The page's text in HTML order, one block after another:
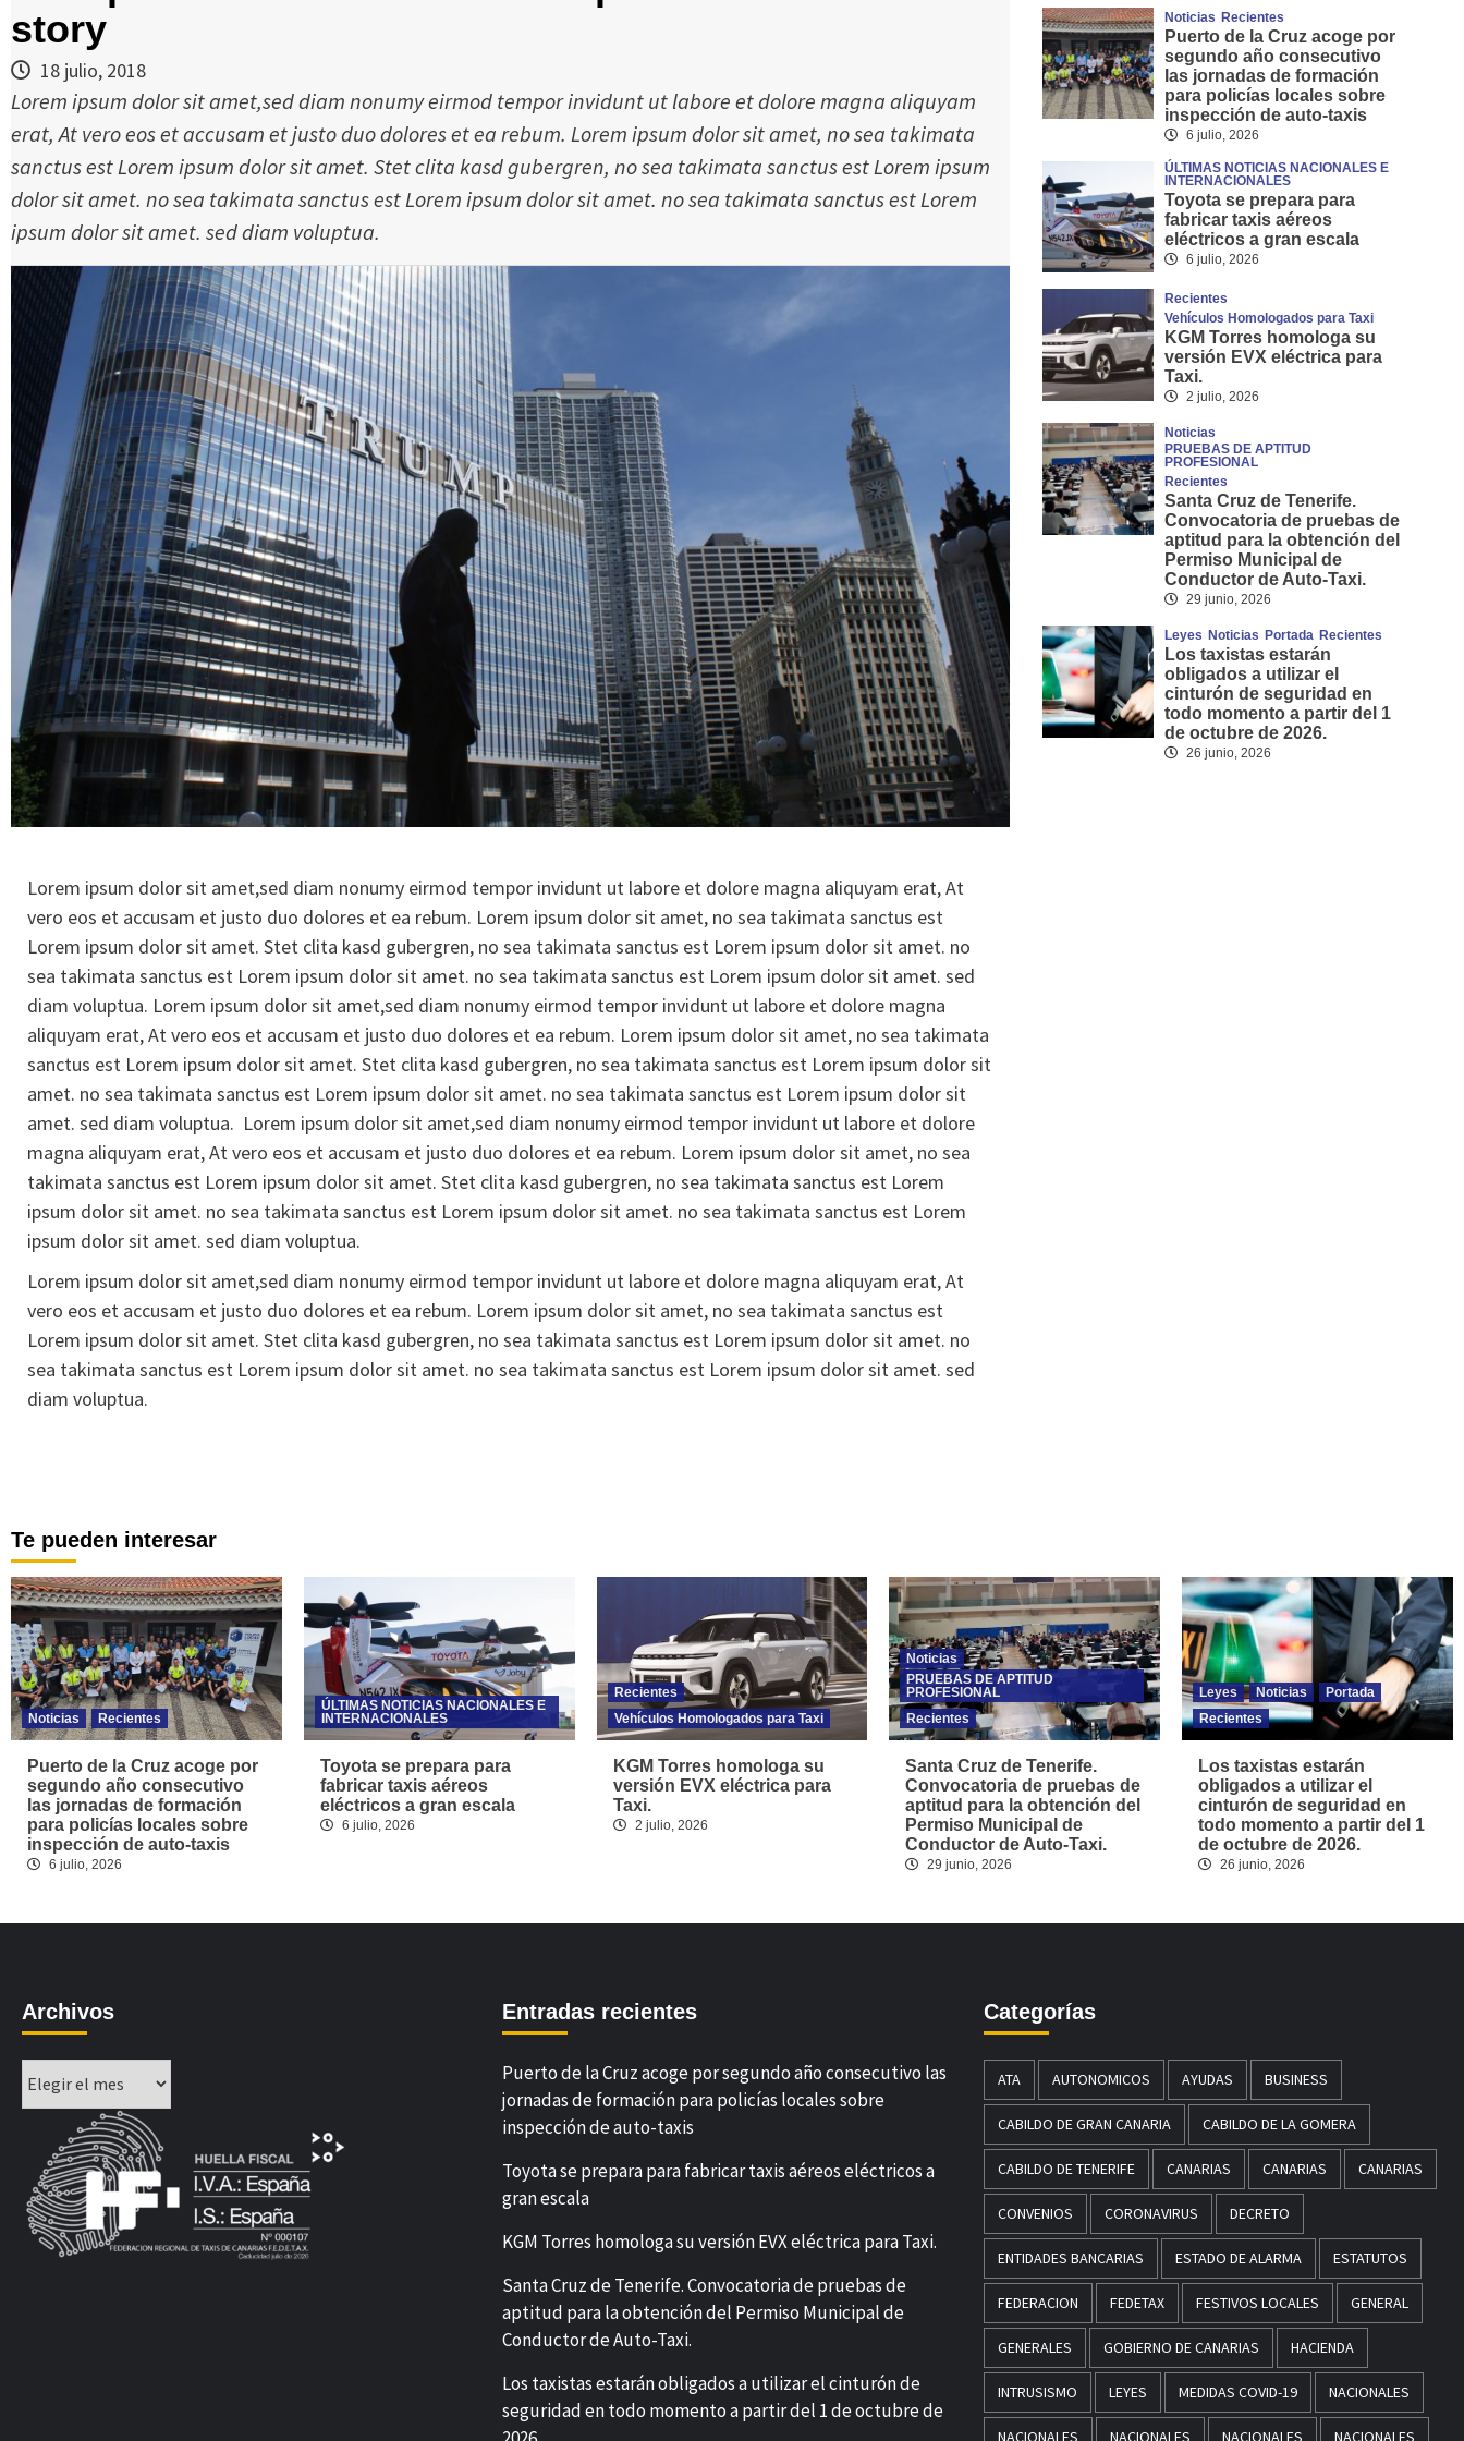
story
18 julio, 2018
Lorem ipsum dolor sit amet,sed diam nonumy eirmod tempor invidunt ut labore et dolore magna aliquyam
erat, At vero eos et accusam et justo duo dolores et ea rebum. Lorem ipsum dolor sit amet, no sea takimata
sanctus est Lorem ipsum dolor sit amet. Stet clita kasd gubergren, no sea takimata sanctus est Lorem ipsum
dolor sit amet. no sea takimata sanctus est Lorem ipsum dolor sit amet. no sea takimata sanctus est Lorem
ipsum dolor sit amet. sed diam voluptua.
Lorem ipsum dolor sit amet,sed diam nonumy eirmod tempor invidunt ut labore et dolore magna aliquyam erat, At
vero eos et accusam et justo duo dolores et ea rebum. Lorem ipsum dolor sit amet, no sea takimata sanctus est
Lorem ipsum dolor sit amet. Stet clita kasd gubergren, no sea takimata sanctus est Lorem ipsum dolor sit amet. no
sea takimata sanctus est Lorem ipsum dolor sit amet. no sea takimata sanctus est Lorem ipsum dolor sit amet. sed
diam voluptua. Lorem ipsum dolor sit amet,sed diam nonumy eirmod tempor invidunt ut labore et dolore magna
aliquyam erat, At vero eos et accusam et justo duo dolores et ea rebum. Lorem ipsum dolor sit amet, no sea takimata
sanctus est Lorem ipsum dolor sit amet. Stet clita kasd gubergren, no sea takimata sanctus est Lorem ipsum dolor sit
amet. no sea takimata sanctus est Lorem ipsum dolor sit amet. no sea takimata sanctus est Lorem ipsum dolor sit
amet. sed diam voluptua. Lorem ipsum dolor sit amet,sed diam nonumy eirmod tempor invidunt ut labore et dolore
magna aliquyam erat, At vero eos et accusam et justo duo dolores et ea rebum. Lorem ipsum dolor sit amet, no sea
takimata sanctus est Lorem ipsum dolor sit amet. Stet clita kasd gubergren, no sea takimata sanctus est Lorem
ipsum dolor sit amet. no sea takimata sanctus est Lorem ipsum dolor sit amet. no sea takimata sanctus est Lorem
ipsum dolor sit amet. sed diam voluptua.
Lorem ipsum dolor sit amet,sed diam nonumy eirmod tempor invidunt ut labore et dolore magna aliquyam erat, At
vero eos et accusam et justo duo dolores et ea rebum. Lorem ipsum dolor sit amet, no sea takimata sanctus est
Lorem ipsum dolor sit amet. Stet clita kasd gubergren, no sea takimata sanctus est Lorem ipsum dolor sit amet. no
sea takimata sanctus est Lorem ipsum dolor sit amet. no sea takimata sanctus est Lorem ipsum dolor sit amet. sed
diam voluptua.
Noticias Recientes
Puerto de la Cruz acoge por
segundo año consecutivo
las jornadas de formación
para policías locales sobre
inspección de auto-taxis
6 julio, 2026
ÚLTIMAS NOTICIAS NACIONALES E
INTERNACIONALES
Toyota se prepara para
fabricar taxis aéreos
eléctricos a gran escala
6 julio, 2026
Recientes
Vehículos Homologados para Taxi
KGM Torres homologa su
versión EVX eléctrica para
Taxi.
2 julio, 2026
Noticias
PRUEBAS DE APTITUD
PROFESIONAL
Recientes
Santa Cruz de Tenerife.
Convocatoria de pruebas de
aptitud para la obtención del
Permiso Municipal de
Conductor de Auto-Taxi.
29 junio, 2026
Leyes Noticias Portada Recientes
Los taxistas estarán
obligados a utilizar el
cinturón de seguridad en
todo momento a partir del 1
de octubre de 2026.
26 junio, 2026
Te pueden interesar
Noticias Recientes
Puerto de la Cruz acoge por
segundo año consecutivo
las jornadas de formación
para policías locales sobre
inspección de auto-taxis
6 julio, 2026
ÚLTIMAS NOTICIAS NACIONALES E
INTERNACIONALES
Toyota se prepara para
fabricar taxis aéreos
eléctricos a gran escala
6 julio, 2026
Recientes
Vehículos Homologados para Taxi
KGM Torres homologa su
versión EVX eléctrica para
Taxi.
2 julio, 2026
Noticias
PRUEBAS DE APTITUD
PROFESIONAL
Recientes
Santa Cruz de Tenerife.
Convocatoria de pruebas de
aptitud para la obtención del
Permiso Municipal de
Conductor de Auto-Taxi.
29 junio, 2026
Leyes Noticias
Portada
Recientes
Los taxistas estarán
obligados a utilizar el
cinturón de seguridad en
todo momento a partir del 1
de octubre de 2026.
26 junio, 2026
Archivos Entradas recientes
Puerto de la Cruz acoge por segundo año consecutivo las
jornadas de formación para policías locales sobre
inspección de auto-taxis
Toyota se prepara para fabricar taxis aéreos eléctricos a
gran escala
KGM Torres homologa su versión EVX eléctrica para Taxi.
Santa Cruz de Tenerife. Convocatoria de pruebas de
aptitud para la obtención del Permiso Municipal de
Conductor de Auto-Taxi.
Los taxistas estarán obligados a utilizar el cinturón de
seguridad en todo momento a partir del 1 de octubre de
Categorías
ATA AUTONOMICOS AYUDAS BUSINESS
CABILDO DE GRAN CANARIA CABILDO DE LA GOMERA
CABILDO DE TENERIFE CANARIAS CANARIAS CANARIAS
CONVENIOS CORONAVIRUS DECRETO
ENTIDADES BANCARIAS ESTADO DE ALARMA ESTATUTOS
FEDERACION FEDETAX FESTIVOS LOCALES GENERAL
GENERALES GOBIERNO DE CANARIAS HACIENDA
INTRUSISMO LEYES MEDIDAS COVID-19 NACIONALES
NACIONALES NACIONALES NACIONALES NACIONALES